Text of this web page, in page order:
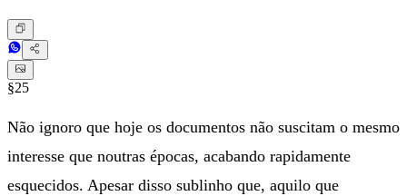
§25
Não ignoro que hoje os documentos não suscitam o mesmo
interesse que noutras épocas, acabando rapidamente
esquecidos. Apesar disso sublinho que, aquilo que